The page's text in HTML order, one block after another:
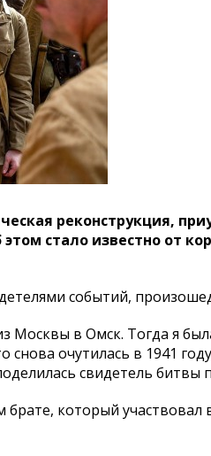
реконструкция,
этом стало известно от
событий,
Москвы в Омск. Тогда я
очутилась в 1941
свидетель
который участвовал